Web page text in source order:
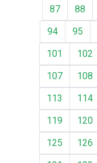
87
88
94
95
101
102
107
108
113
114
119
120
125
126